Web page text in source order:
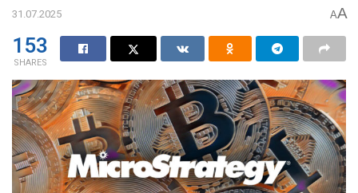
31.07.2025 AA
153
SHARES